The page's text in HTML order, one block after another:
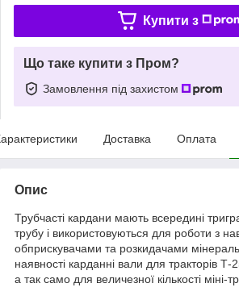
Купити з
Що таке купити з Пром?
Замовлення під захистом
Доставка Оплата
Опис
Трубчасті кардани мають всередині
трубу і використовуються для роботи з
обприскувачами та розкидачами
наявності карданні вали для тракторів
а так само для величезної кількості міні-